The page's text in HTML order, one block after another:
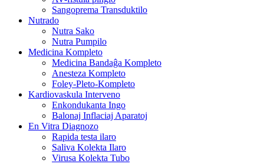
Sangoprema Transduktilo
Nutrado
Nutra Sako
Nutra Pumpilo
Medicina Kompleto
Medicina Bandaĝa Kompleto
Anesteza Kompleto
Foley-Pleto-Kompleto
Kardiovaskula Interveno
Enkondukanta Ingo
Balonaj Inflaciaj Aparatoj
En Vitra Diagnozo
Rapida testa ilaro
Saliva Kolekta Ilaro
Virusa Kolekta Tubo